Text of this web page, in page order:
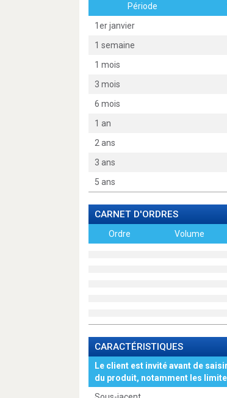
Période
1er janvier
1 semaine
1 mois
3 mois
6 mois
1 an
2 ans
3 ans
5 ans
CARNET D'ORDRES
Ordre Volume
CARACTÉRISTIQUES
Le client est invité avant de
du produit, notamment les